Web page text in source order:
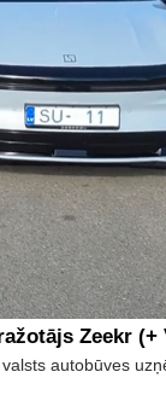
Zeekr (+
autobūves